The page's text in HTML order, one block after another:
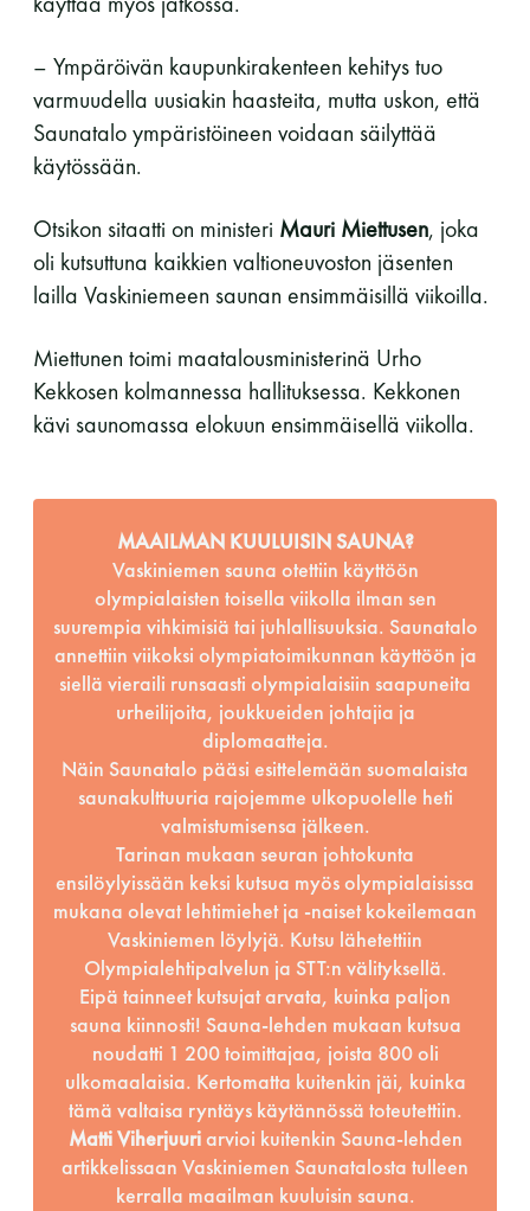
– Ympäröivän kaupunkirakenteen kehitys tuo
varmuudella uusiakin haasteita, mutta uskon, että
Saunatalo ympäristöineen voidaan säilyttää
käytössään.
Otsikon sitaatti on ministeri Mauri Miettusen, joka
oli kutsuttuna kaikkien valtioneuvoston jäsenten
lailla Vaskiniemeen saunan ensimmäisillä viikoilla.
Miettunen toimi maatalousministerinä Urho
Kekkosen kolmannessa hallituksessa. Kekkonen
kävi saunomassa elokuun ensimmäisellä viikolla.
MAAILMAN KUULUISIN SAUNA?
Vaskiniemen sauna otettiin käyttöön
olympialaisten toisella viikolla ilman sen
suurempia vihkimisiä tai juhlallisuuksia. Saunatalo
annettiin viikoksi olympiatoimikunnan käyttöön ja
siellä vieraili runsaasti olympialaisiin saapuneita
urheilijoita, joukkueiden johtajia ja
diplomaatteja.
Näin Saunatalo pääsi esittelemään suomalaista
saunakulttuuria rajojemme ulkopuolelle heti
valmistumisensa jälkeen.
Tarinan mukaan seuran johtokunta
ensilöylyissään keksi kutsua myös olympialaisissa
mukana olevat lehtimiehet ja -naiset kokeilemaan
Vaskiniemen löylyjä. Kutsu lähetettiin
Olympialehtipalvelun ja STT:n välityksellä.
Eipä tainneet kutsujat arvata, kuinka paljon
sauna kiinnosti! Sauna-lehden mukaan kutsua
noudatti 1 200 toimittajaa, joista 800 oli
ulkomaalaisia. Kertomatta kuitenkin jäi, kuinka
tämä valtaisa ryntäys käytännössä toteutettiin.
Matti Viherjuuriarvioi kuitenkin Sauna-lehden
artikkelissaan Vaskiniemen Saunatalosta tulleen
kerralla maailman kuuluisin sauna.